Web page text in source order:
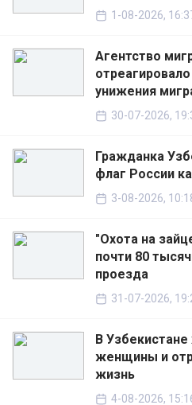
1-08-2026,
Агентство
унижения
30-07-2026,
Гражданка
флаг России
3-08-2026,
"Охота на
почти 80
проезда
31-07-2026,
В
женщины и
жизнь
4-08-2026,